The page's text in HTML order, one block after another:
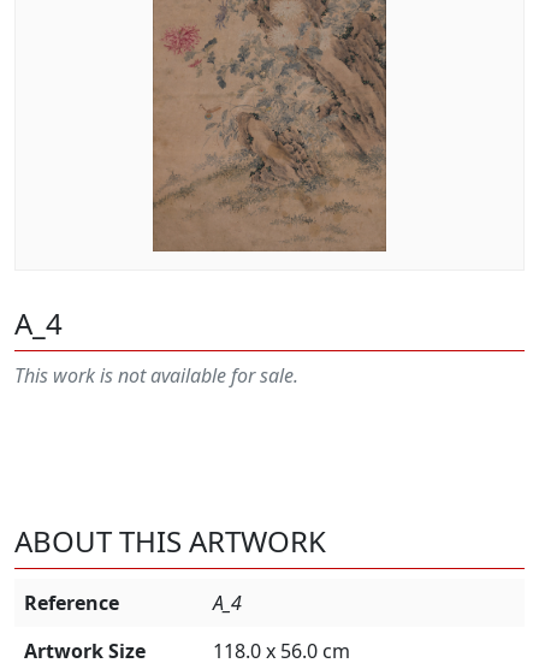
A_4
This work is not available for sale.
ABOUT THIS ARTWORK
Reference
A_4
Artwork Size
118.0 x 56.0 cm